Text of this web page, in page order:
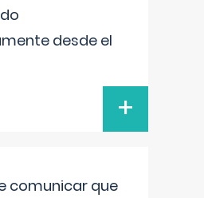
desde el
+
comunicar que